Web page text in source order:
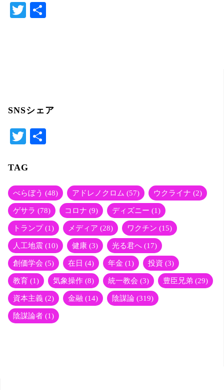
T
SNSシェア
T
tte
r
TAG
べらぼう (48) アドレノクロム (57) ウクライナ (2)
ゲサラ (78) コロナ (9) ディズニー (1)
トランプ(1) メディア (28) ワクチン (15)
人工地震 (10) 健康 (3) 光る君へ (17)
創価学会 (5) 在日 (4) 年金 (1) 投資 (3)
教育 (1) 気象操作 (8) 統一教会 (3) 豊臣兄弟 (29)
資本主義 (2) 金融 (14) 陰謀論 (319)
陰謀論者 (1)